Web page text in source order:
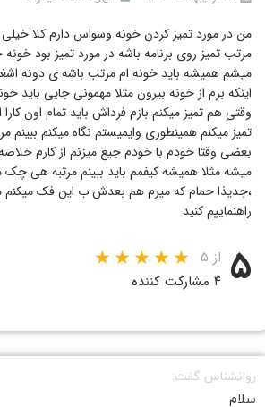
من در مورد تمیز کردن خونه وسواس دارم کلا
مرتب تمیز روی برنامه باشه در مورد تمیز بود
میشم همیشه باید خونه ام مرتب باشه ی دونه
اینکه برم از خونه بیرون مثلا مهمونی جایی باید
وقتی هم تمیز میکنم بازم فرداش باید تمام اون کارا
تمیز میکنم همینطوری وایمیستم نگاه میکنم ببینم
بعضی وقتا خودم با خودم جیغ میزنم از کارم
میشه مثلا همیشه کیفمم باید ببینم مرتبه هی چک
،جدیذا حمام که میرم هم بعدش ب این فک میکنم
راهنماییم کنید
۵ از ۵
۴ مشارکت کننده
روانشناس گفت:
سلام